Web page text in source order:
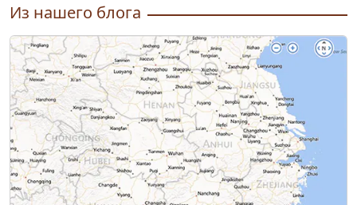
Из нашего блога